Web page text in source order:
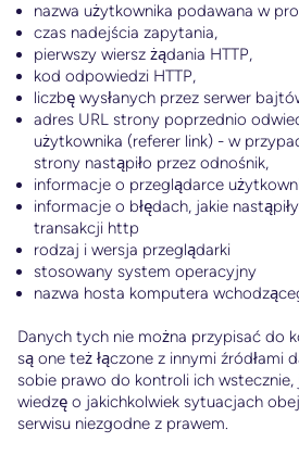
nazwa użytkownika podawana w
czas nadejścia zapytania,
pierwszy wiersz żądania HTTP,
kod odpowiedzi HTTP,
liczbę wysłanych przez serwer
adres URL strony poprzednio
użytkownika (referer link) - w
strony nastąpiło przez odnośnik,
informacje o przeglądarce
informacje o błędach, jakie
transakcji http
rodzaj i wersja przeglądarki
stosowany system operacyjny
nazwa hosta komputera
Danych tych nie można przypisać do
są one też łączone z innymi źródłami
sobie prawo do kontroli ich
wiedzę o jakichkolwiek sytuacjach
serwisu niezgodne z prawem.